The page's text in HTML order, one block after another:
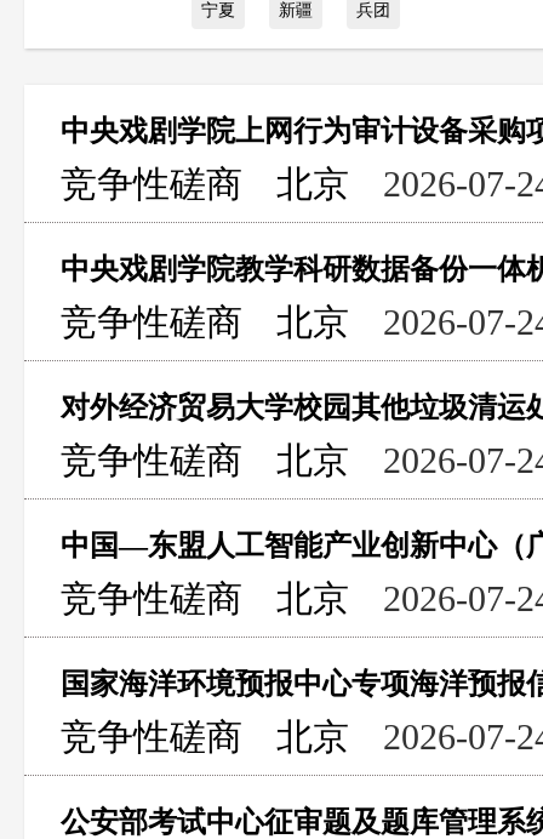
宁夏 新疆 兵团
中央戏剧学院上网行为审计设备采购
竞争性磋商 北京 2026-07-
中央戏剧学院教学科研数据备份一体
竞争性磋商 北京 2026-07-
对外经济贸易大学校园其他垃圾清运
竞争性磋商 北京 2026-07-
竞争性磋商 北京 2026-07-
竞争性磋商 北京 2026-07-
公安部考试中心征审题及题库管理系